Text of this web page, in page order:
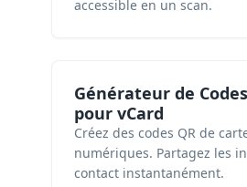
accessible en un scan.
Générateur de
pour vCard
Créez des codes QR de
numériques. Partagez les
contact instantanément.